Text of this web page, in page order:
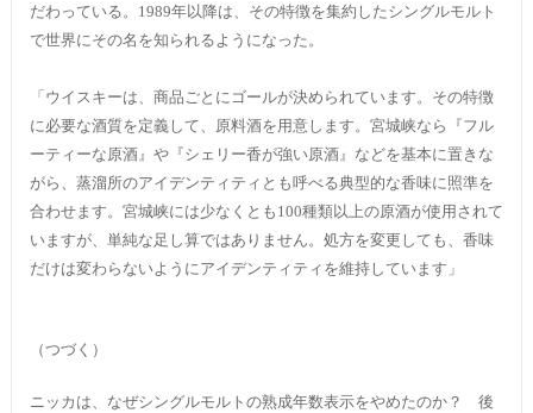
だわっている。1989年以降は、その特徴を集約したシングルモルト
で世界にその名を知られるようになった。
「ウイスキーは、商品ごとにゴールが決められています。その特徴
に必要な酒質を定義して、原料酒を用意します。宮城峡なら『フル
ーティーな原酒』や『シェリー香が強い原酒』などを基本に置きな
がら、蒸溜所のアイデンティティとも呼べる典型的な香味に照準を
合わせます。宮城峡には少なくとも100種類以上の原酒が使用されて
いますが、単純な足し算ではありません。処方を変更しても、香味
だけは変わらないようにアイデンティティを維持しています」
（つづく）
ニッカは、なぜシングルモルトの熟成年数表示をやめたのか？ 後